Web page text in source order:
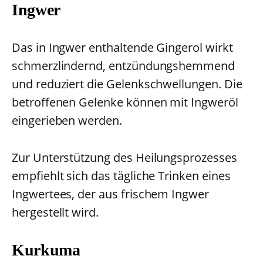
Ingwer
Das in Ingwer enthaltende Gingerol wirkt
schmerzlindernd, entzündungshemmend
und reduziert die Gelenkschwellungen. Die
betroffenen Gelenke können mit Ingweröl
eingerieben werden.
Zur Unterstützung des Heilungsprozesses
empfiehlt sich das tägliche Trinken eines
Ingwertees, der aus frischem Ingwer
hergestellt wird.
Kurkuma